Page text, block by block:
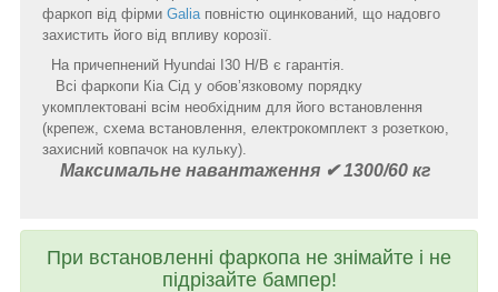
фаркоп від фірми Galia повністю оцинкований, що надовго
захистить його від впливу корозії.
На причепнений Hyundai I30 H/B є гарантія.
Всі фаркопи Кіа Сід у обов’язковому порядку
укомплектовані всім необхідним для його встановлення
(крепеж, схема встановлення, електрокомплект з розеткою,
захисний ковпачок на кульку).
Максимальне навантаження ✔ 1300/60 кг
При встановленні фаркопа не знімайте і не
підрізайте бампер!